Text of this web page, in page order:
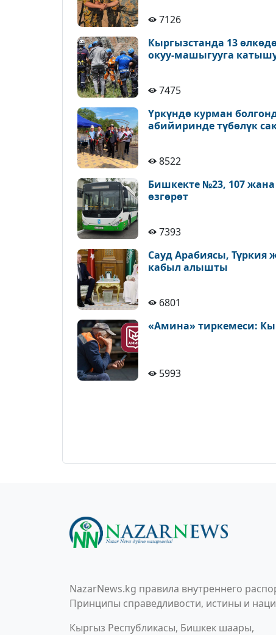
7126
Кыргызстанда 13
окуу-машыгууга
7475
Үркүндө курман
абийиринде түбөлүк
8522
Бишкекте №23, 107
өзгөрөт
7393
Сауд Арабиясы, Түркия
кабыл алышты
6801
«Амина» тиркемеси:
5993
NazarNews.kg правила внутреннего
Принципы справедливости, истины и
Кыргыз Республикасы, Бишкек шаары,